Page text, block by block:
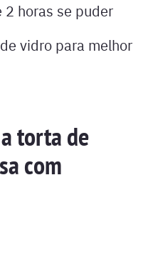
2 horas se puder
vidro para melhor
torta de
com